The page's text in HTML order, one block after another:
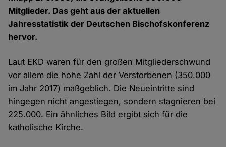
Mitglieder. Das geht aus der aktuellen
Jahresstatistik der Deutschen Bischofskonferenz
hervor.
Laut EKD waren für den großen Mitgliederschwund
vor allem die hohe Zahl der Verstorbenen (350.000
im Jahr 2017) maßgeblich. Die Neueintritte sind
hingegen nicht angestiegen, sondern stagnieren bei
225.000. Ein ähnliches Bild ergibt sich für die
katholische Kirche.